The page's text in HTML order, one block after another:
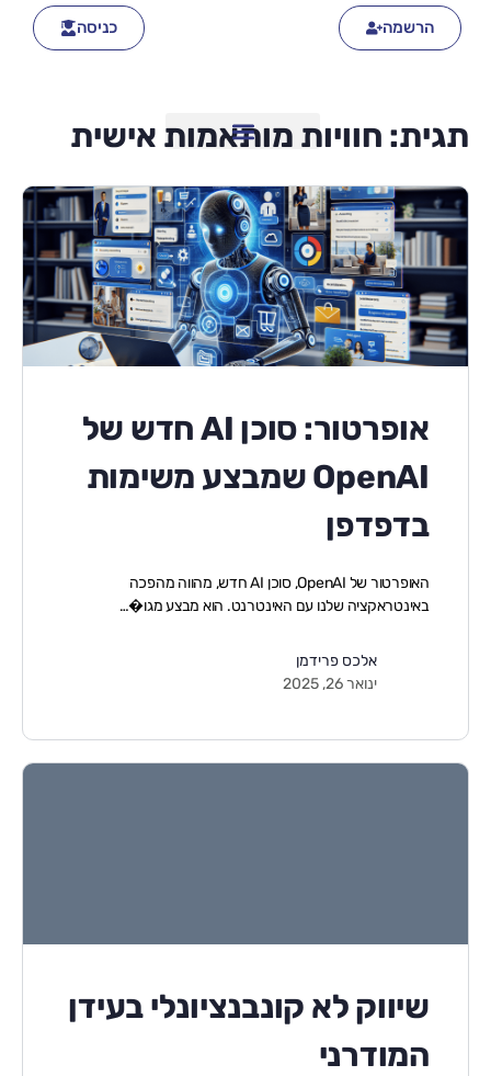
הרשמה כניסה
תגית: חוויות מותאמות אישית
אופרטור: סוכן AI חדש של
OpenAI שמבצע משימות
בדפדפן
האופרטור של OpenAI, סוכן AI חדש, מהווה מהפכה
באינטראקציה שלנו עם האינטרנט. הוא מבצע מגו�…
אלכס פרידמן
ינואר 26, 2025
שיווק לא קונבנציונלי בעידן
המודרני